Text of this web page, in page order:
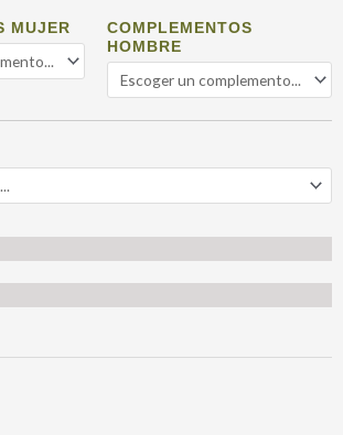
MUJER
COMPLEMENTOS
HOMBRE
PARA MUJER